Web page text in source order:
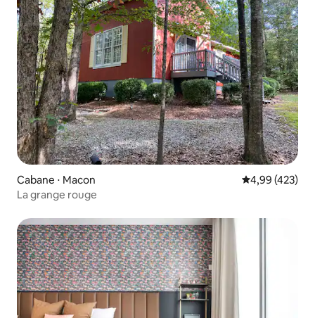
Cabane ⋅ Macon Évaluation
4,99 (423)
La grange rouge